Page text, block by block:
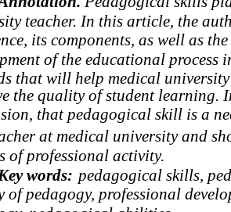
teacher. In this article, the
its components, as well as
of the educational process
that will help medical
the quality of student learning.
that pedagogical skill is a
at medical university and
of professional activity.
words: pedagogical skills,
of pedagogy, professional